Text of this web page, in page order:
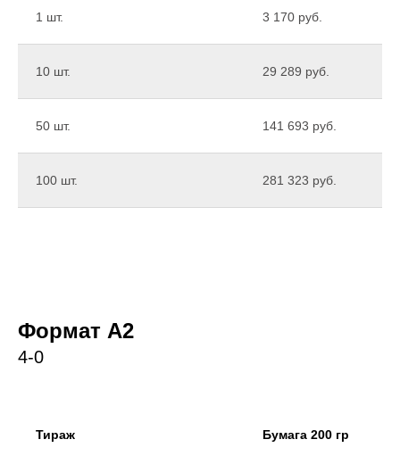
1 шт. 3 170 руб.
10 шт. 29 289 руб.
50 шт. 141 693 руб.
100 шт. 281 323 руб.
Формат А2
4-0
Тираж Бумага 200 гр